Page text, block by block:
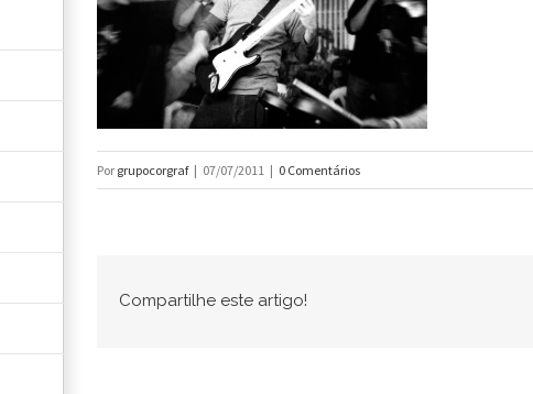
Por grupocorgraf | 07/07/2011 | 0 Comentários
Compartilhe este artigo!